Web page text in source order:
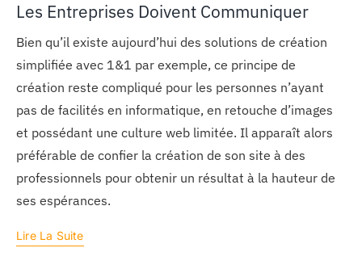
Les Entreprises Doivent Communiquer
Bien qu’il existe aujourd’hui des solutions de création
simplifiée avec 1&1 par exemple, ce principe de
création reste compliqué pour les personnes n’ayant
pas de facilités en informatique, en retouche d’images
et possédant une culture web limitée. Il apparaît alors
préférable de confier la création de son site à des
professionnels pour obtenir un résultat à la hauteur de
ses espérances.
Lire La Suite